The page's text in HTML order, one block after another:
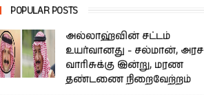
POPULAR POSTS
அல்லாஹ்வின் சட்டம்
உயர்வானது - சல்மான், அரச
வாரிசுக்கு இன்று, மரண
தண்டணை நிறைவேற்றம்